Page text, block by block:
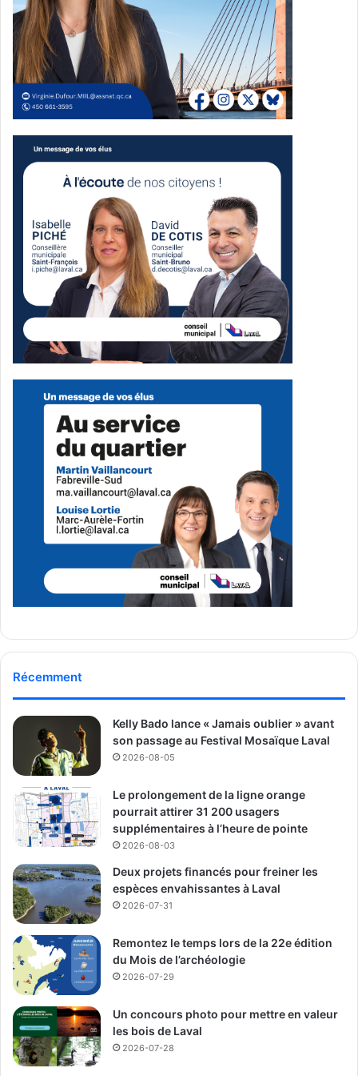
elle, un moment important pour faire le point sur les
avancées et les défis encore présents.
« Chaque année, le 17 mai nous rappelle à la fois les
progrès réalisés et les reculs inquiétants auxquels nous
faisons encore face. Aujourd’hui, il est essentiel de
réaffirmer que les droits des personnes LGBTQIA+ ne
sont pas négociables et nous refusons de revenir en
arrière », a-t-elle déclaré.
Elle a aussi souligné l’importance du travail
communautaire accompli par Sphère, estimant que
l’organisme offre à plusieurs personnes un espace
d’écoute, d’accompagnement et de soutien.
Un appel à la mobilisation
De son côté, Maude St-Germain a insisté sur l’importance
de poursuivre la mobilisation pour la défense des droits
des communautés concernées.
« Ce matin, je réitère l’importance de se mobiliser
ensemble afin de lutter pour les droits de nos
communautés. Le recul de nos droits est clair et
préoccupant », a-t-elle affirmé.
Dans son intervention, elle a aussi soutenu que la défense
des droits passe non seulement par le milieu
communautaire, mais également par l’engagement concret
de personnes occupant des fonctions de pouvoir
devraient pas être remis en question, dont l’accès aux
services, l’éducation, les milieux sécuritaires, la
représentation, la dignité et l’équité.
Une journée de sensibilisation
reconnue à Laval
Par cette cérémonie, la Ville de Laval a voulu souligner la
Journée internationale contre l’homophobie et la
transphobie tout en réaffirmant son appui aux démarches
visant des milieux plus inclusifs et sécuritaires.
L’activité a aussi permis de mettre en valeur le rôle joué
par Sphère, Santé sexuelle et globale dans
l’accompagnement de personnes vulnérables sur le
territoire.
Média Laval
Récemment
Kelly Bado lance « Jamais oublier » avant
son passage au Festival Mosaïque Laval
2026-08-05
Le prolongement de la ligne orange
pourrait attirer 31 200 usagers
supplémentaires à l’heure de pointe
2026-08-03
Deux projets financés pour freiner les
espèces envahissantes à Laval
2026-07-31
Remontez le temps lors de la 22e édition
du Mois de l’archéologie
2026-07-29
Un concours photo pour mettre en valeur
les bois de Laval
2026-07-28